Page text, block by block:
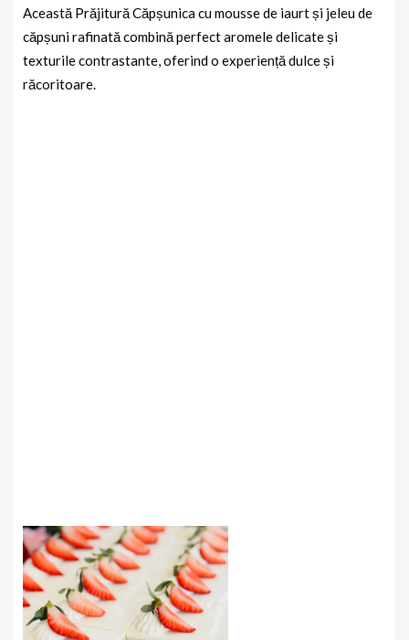
Această Prăjitură Căpșunica cu mousse de iaurt și jeleu de
căpșunirafinată combină perfect aromele delicate și
texturile contrastante, oferind o experiență dulce și
răcoritoare.